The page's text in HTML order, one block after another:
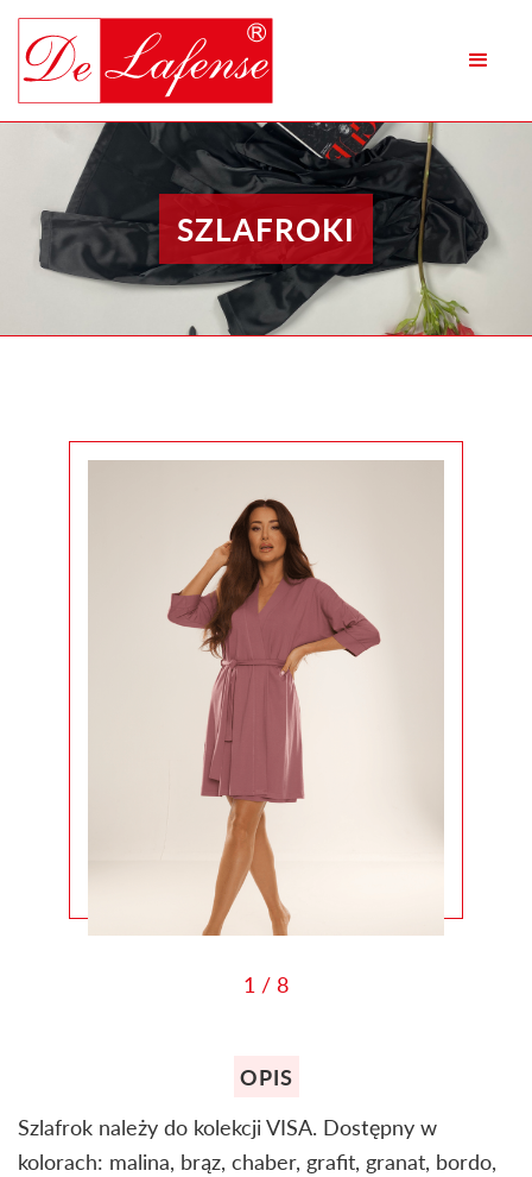
SZLAFROKI
1 / 8
OPIS
Szlafrok należy do kolekcji VISA. Dostępny w
kolorach: malina, brąz, chaber, grafit, granat, bordo,